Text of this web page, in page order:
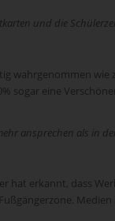
und die
wahrgenommen
sogar eine
ansprechen als in
hat erkannt, dass